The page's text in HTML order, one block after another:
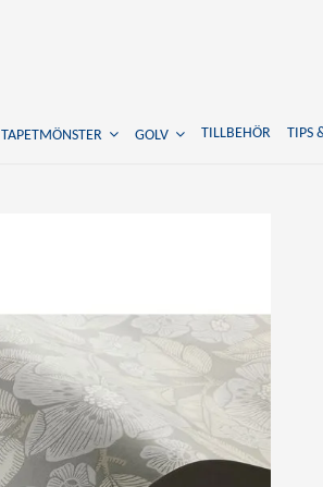
TAPETMÖNSTER GOLV TILLBEHÖR TIPS